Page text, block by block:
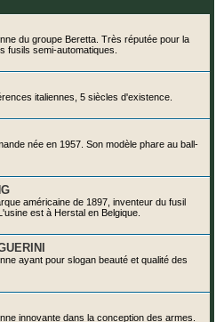
du groupe Beretta. Très réputée pour la
fusils semi-automatiques.
italiennes, 5 siècles d'existence.
née en 1957. Son modèle phare au ball-
américaine de 1897, inventeur du fusil
est à Herstal en Belgique.
ayant pour slogan beauté et qualité des
innovante dans la conception des armes.